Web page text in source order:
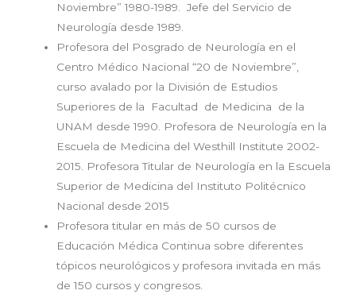
Noviembre” 1980-1989. Jefe del Servicio de
Neurología desde 1989.
Profesora del Posgrado de Neurología en el
Centro Médico Nacional “20 de Noviembre”,
curso avalado por la División de Estudios
Superiores de la Facultad de Medicina de la
UNAM desde 1990. Profesora de Neurología en la
Escuela de Medicina del Westhill Institute 2002-
2015. Profesora Titular de Neurología en la Escuela
Superior de Medicina del Instituto Politécnico
Nacional desde 2015
Profesora titular en más de 50 cursos de
Educación Médica Continua sobre diferentes
tópicos neurológicos y profesora invitada en más
de 150 cursos y congresos.